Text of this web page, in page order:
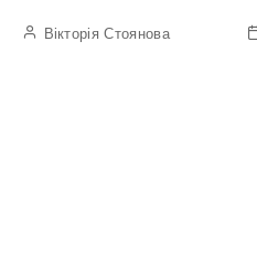
Вікторія Стоянова